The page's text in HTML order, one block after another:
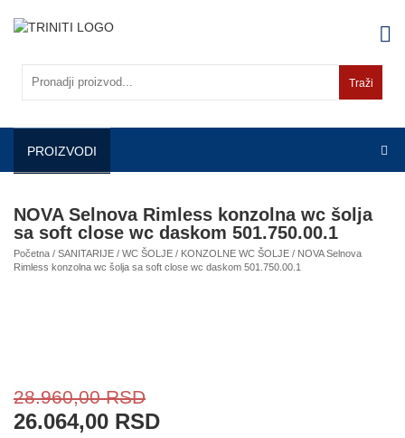
Traži
PROIZVODI
NOVA Selnova Rimless konzolna wc šolja
sa soft close wc daskom 501.750.00.1
Početna / SANITARIJE / WC ŠOLJE / KONZOLNE WC ŠOLJE / NOVA Selnova
Rimless konzolna wc šolja sa soft close wc daskom 501.750.00.1
28.960,00RSD
26.064,00 RSD